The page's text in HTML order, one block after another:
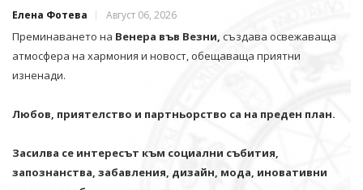
Елена Фотева Август 06, 2026
Преминаването на Венера във Везни, създава освежаваща
атмосфера на хармония и новост, обещаваща приятни
изненади.
Любов, приятелство и партньорство са на преден план.
Засилва се интересът към социални събития,
запознанства, забавления, дизайн, мода, иновативни